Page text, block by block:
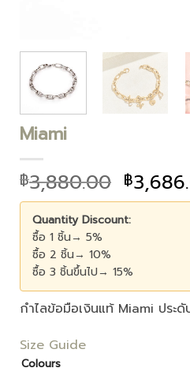
Miami
฿3,880.00 ฿
Quantity Discount:
ซื้อ 1 ชิ้น→ 5%
ซื้อ 2 ชิ้น→ 10%
ซื้อ 3 ชิ้นขึ้นไป→ 15%
กำไลข้อมือเงินแท้ Miami ประ
Size Guide
Colours